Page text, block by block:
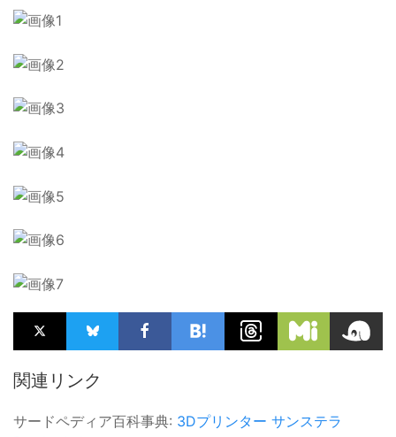
関連リンク
サードペディア百科事典: 3Dプリンター サンステラ